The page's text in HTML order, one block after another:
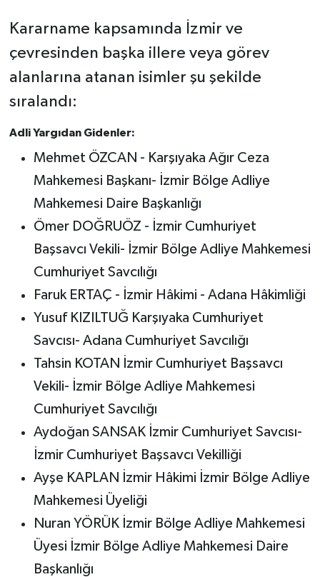
Kararname kapsamında İzmir ve
çevresinden başka illere veya görev
alanlarına atanan isimler şu şekilde
sıralandı:
Adli Yargıdan Gidenler:
Mehmet ÖZCAN - Karşıyaka Ağır Ceza
Mahkemesi Başkanı- İzmir Bölge Adliye
Mahkemesi Daire Başkanlığı
Ömer DOĞRUÖZ - İzmir Cumhuriyet
Başsavcı Vekili- İzmir Bölge Adliye Mahkemesi
Cumhuriyet Savcılığı
Faruk ERTAÇ - İzmir Hâkimi - Adana Hâkimliği
Yusuf KIZILTUĞ Karşıyaka Cumhuriyet
Savcısı- Adana Cumhuriyet Savcılığı
Tahsin KOTAN İzmir Cumhuriyet Başsavcı
Vekili- İzmir Bölge Adliye Mahkemesi
Cumhuriyet Savcılığı
Aydoğan SANSAK İzmir Cumhuriyet Savcısı-
İzmir Cumhuriyet Başsavcı Vekilliği
Ayşe KAPLAN İzmir Hâkimi İzmir Bölge Adliye
Mahkemesi Üyeliği
Nuran YÖRÜK İzmir Bölge Adliye Mahkemesi
Üyesi İzmir Bölge Adliye Mahkemesi Daire
Başkanlığı